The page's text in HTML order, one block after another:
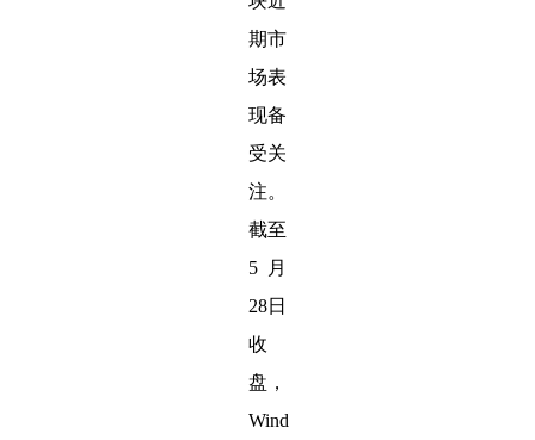
期市
场表
现备
受关
注。
截至
5月
28日
收
盘，
Wind